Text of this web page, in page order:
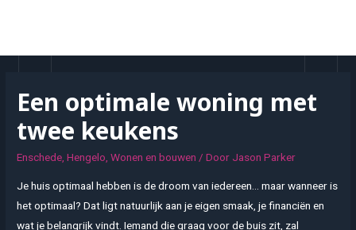
Een optimale woning met
twee keukens
Enschede ,Hengelo ,Wonen en bouwen / Door Jason Parker
Je huis optimaal hebben is de droom van iedereen… maar wanneer is
het optimaal? Dat ligt natuurlijk aan je eigen smaak, je financiën en
wat je belangrijk vindt. Iemand die graag voor de buis zit, zal